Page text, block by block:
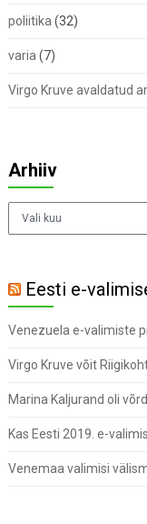
poliitika(32)
varia(7)
Virgo Kruve avaldatud
Arhiiv
Arhiiv
Eesti e-
Venezuela e-valimiste
Virgo Kruve võit
Marina Kaljurand oli
Kas Eesti 2019. e-
Venemaa valimisi